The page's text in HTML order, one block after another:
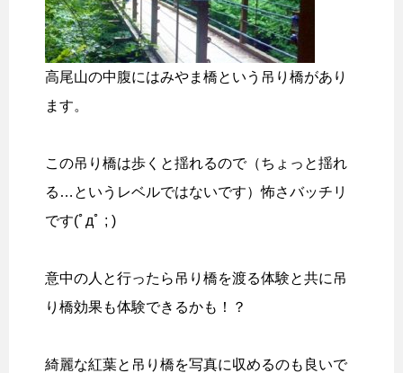
高尾山の中腹にはみやま橋という吊り橋があり
ます。
この吊り橋は歩くと揺れるので（ちょっと揺れ
る…というレベルではないです）怖さバッチリ
です(ﾟдﾟ ; )
意中の人と行ったら吊り橋を渡る体験と共に吊
り橋効果も体験できるかも！？
綺麗な紅葉と吊り橋を写真に収めるのも良いで